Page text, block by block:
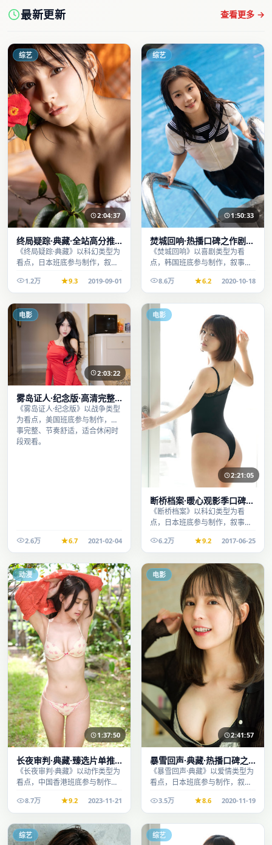
最新更新 查看更多 →
综艺
2:04:37
终局疑踪·典藏·全站高分推
荐节奏紧凑值得追看
《终局疑踪·典藏》以科幻类型为
看点，日本班底参与制作，叙事
观看。
1.2万 9.3 2019-09-01
综艺
1:50:33
焚城回响·热播口碑之作剧情
扎实演技在线
《焚城回响》以喜剧类型为看
点，韩国班底参与制作，叙事完
看。8.6万 6.2 2020-10-18
电影
2:03:22
雾岛证人·纪念版·高清完整
收录适合周末一口气刷完
《雾岛证人·纪念版》以战争类型
为看点，美国班底参与制作，叙
事完整、节奏舒适，适合休闲时
段观看。
2.6万 6.7 2021-02-04
电影
2:21:05
断桥档案·暖心观影季口碑发
酵持续升温
《断桥档案》以科幻类型为看
点，日本班底参与制作，叙事完
看。6.2万 9.2 2017-06-25
动漫
1:37:50
长夜审判·典藏·臻选片单推
荐画质清晰观看流畅
《长夜审判·典藏》以动作类型为
看点，中国香港班底参与制作，
时段观看。
8.7万 9.2 2023-11-21
电影
2:41:57
暴雪回声·典藏·热播口碑之
作剧情扎实演技在线
《暴雪回声·典藏》以爱情类型为
看点，日本班底参与制作，叙事
观看。
3.5万 8.6 2020-11-19
综艺 综艺